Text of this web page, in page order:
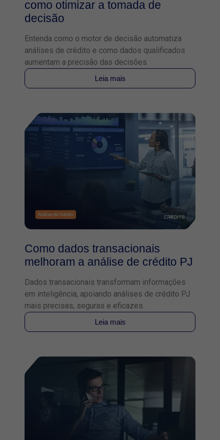
como otimizar a tomada de
decisão
Entenda como o motor de decisão automatiza
análises de crédito e como dados qualificados
aumentam a precisão das decisões.
Leia mais
Como dados transacionais
melhoram a análise de crédito PJ
Dados transacionais transformam informações
em inteligência, apoiando análises de crédito PJ
mais precisas, seguras e eficazes.
Leia mais